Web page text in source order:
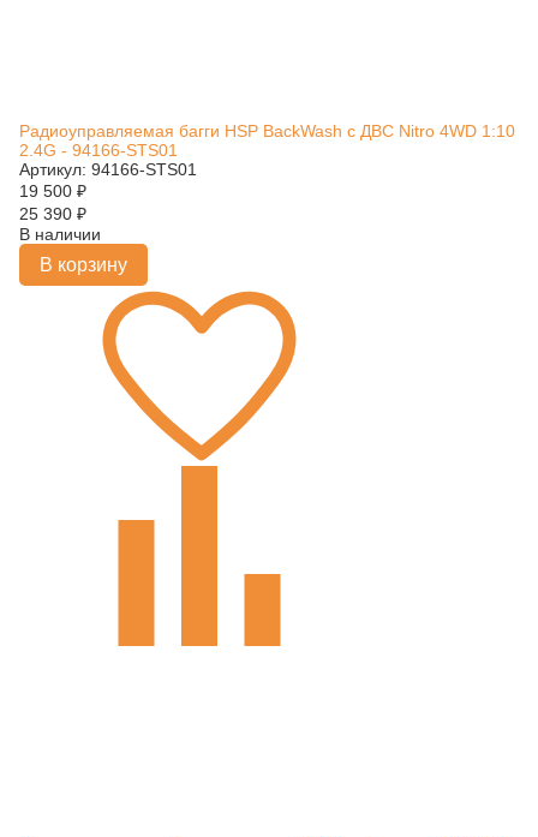
Радиоуправляемая багги HSP BackWash с ДВС Nitro 4WD 1:10
2.4G - 94166-STS01
Артикул: 94166-STS01
19 500 ₽
25 390 ₽
В наличии
В корзину